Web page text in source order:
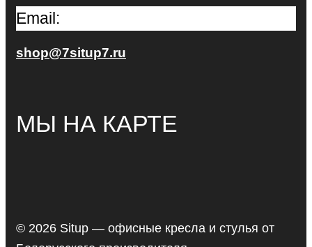
Email:
shop@7situp7.ru
МЫ НА КАРТЕ
© 2026 Situp — офисные кресла и стулья от